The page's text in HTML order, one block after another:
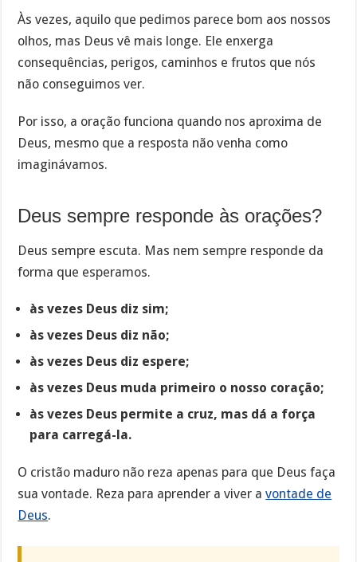
Às vezes, aquilo que pedimos parece bom aos nossos
olhos, mas Deus vê mais longe. Ele enxerga
consequências, perigos, caminhos e frutos que nós
não conseguimos ver.
Por isso, a oração funciona quando nos aproxima de
Deus, mesmo que a resposta não venha como
imaginávamos.
Deus sempre responde às orações?
Deus sempre escuta. Mas nem sempre responde da
forma que esperamos.
às vezes Deus diz sim;
às vezes Deus diz não;
às vezes Deus diz espere;
às vezes Deus muda primeiro o nosso coração;
às vezes Deus permite a cruz, mas dá a força
para carregá-la.
O cristão maduro não reza apenas para que Deus faça
sua vontade. Reza para aprender a viver avontade de
Deus.